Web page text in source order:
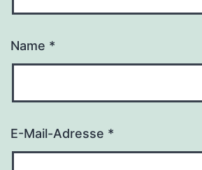
Name *
E-Mail-Adresse *